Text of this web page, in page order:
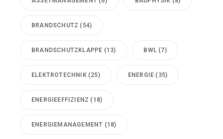
BRANDSCHUTZ (54)
BRANDSCHUTZKLAPPE (13) BWL (7)
ELEKTROTECHNIK(25) ENERGIE (35)
ENERGIEEFFIZIENZ (18)
ENERGIEMANAGEMENT (18)